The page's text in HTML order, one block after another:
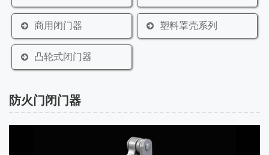
商用闭门器 塑料罩壳系列
凸轮式闭门器
防火门闭门器